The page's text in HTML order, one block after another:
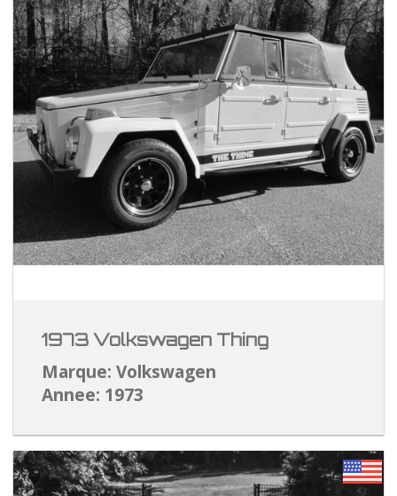
1973 Volkswagen Thing
Marque: Volkswagen
Annee: 1973